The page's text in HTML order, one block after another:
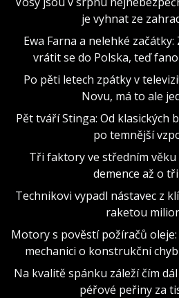
je vyhnat ze
Ewa Farna a nelehké
vrátit se do Polska, teď
Po pěti letech zpátky v
Novu, má to ale
Pět tváří Stinga: Od klasických
po temnější
Tři faktory ve středním
demence až o
Technikovi vypadl nástavec z
raketou
Motory s pověstí požíračů
mechanici o konstrukční
Na kvalitě spánku záleží čím
péřové peřiny za